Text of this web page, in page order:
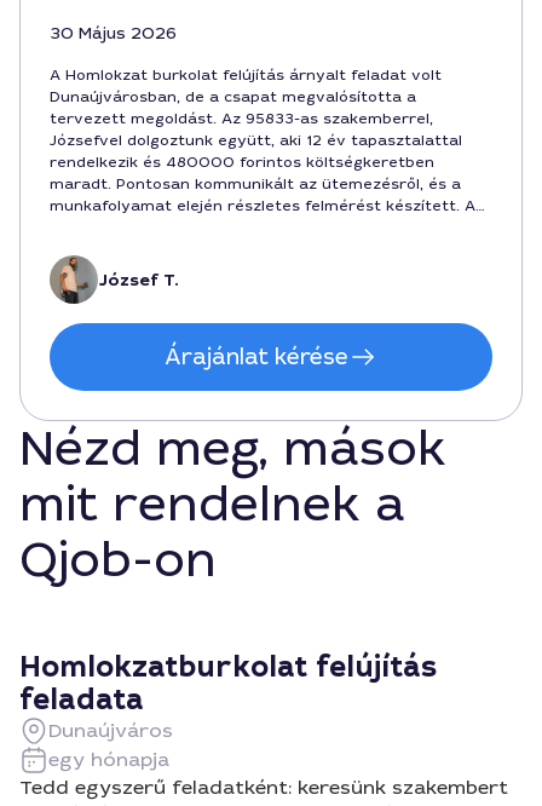
30 Május 2026
A Homlokzat burkolat felújítás árnyalt feladat volt
Dunaújvárosban, de a csapat megvalósította a
tervezett megoldást. Az 95833-as szakemberrel,
Józsefvel dolgoztunk együtt, aki 12 év tapasztalattal
rendelkezik és 480000 forintos költségkeretben
maradt. Pontosan kommunikált az ütemezésről, és a
munkafolyamat elején részletes felmérést készített. A
József T.
Árajánlat kérése
Nézd meg, mások
mit rendelnek a
Qjob-on
Homlokzatburkolat felújítás
feladata
Dunaújváros
egy hónapja
Tedd egyszerű feladatként: keresünk szakembert